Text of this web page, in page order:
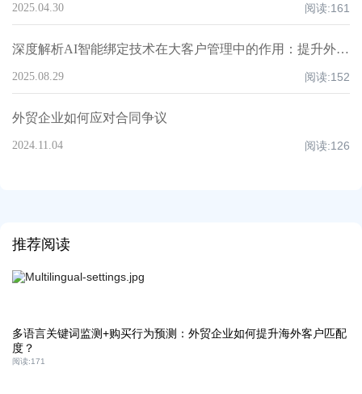
2025.04.30 阅读:161
深度解析AI智能绑定技术在大客户管理中的作用：提升外贸B2B客户响应速度
2025.08.29 阅读:152
外贸企业如何应对合同争议
2024.11.04 阅读:126
推荐阅读
多语言关键词监测+购买行为预测：外贸企业如何提升海外客户匹配
度？
阅读:171